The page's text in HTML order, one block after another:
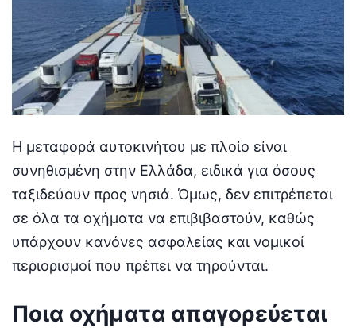
Η μεταφορά αυτοκινήτου με πλοίο είναι
συνηθισμένη στην Ελλάδα, ειδικά για όσους
ταξιδεύουν προς νησιά. Όμως, δεν επιτρέπεται
σε όλα τα οχήματα να επιβιβαστούν, καθώς
υπάρχουν κανόνες ασφαλείας και νομικοί
περιορισμοί που πρέπει να τηρούνται.
Ποια οχήματα απαγορεύεται